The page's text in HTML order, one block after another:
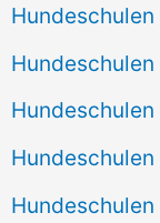
Hundeschulen
Hundeschulen
Hundeschulen